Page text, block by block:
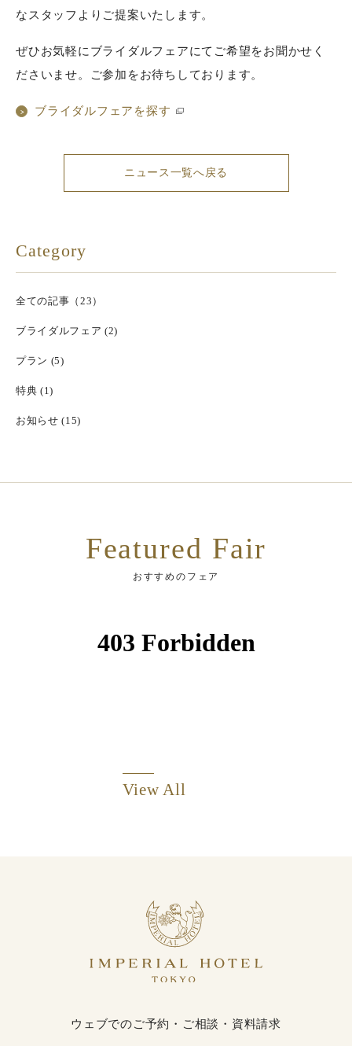
なスタッフよりご提案いたします。
ぜひお気軽にブライダルフェアにてご希望をお聞かせく
ださいませ。ご参加をお待ちしております。
ブライダルフェアを探す
ニュース一覧へ戻る
Category
全ての記事（23）
ブライダルフェア (2)
プラン (5)
特典 (1)
お知らせ (15)
Featured Fair
おすすめのフェア
View All
ウェブでのご予約・ご相談・資料請求